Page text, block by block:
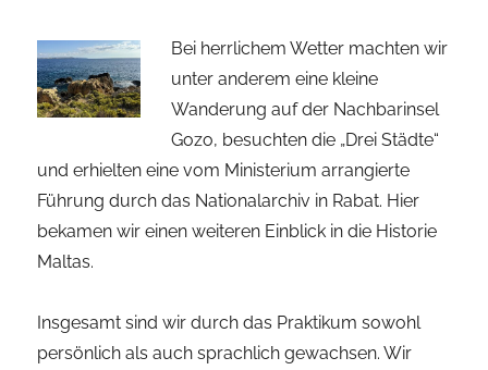
Bei herrlichem Wetter machten wir
unter anderem eine kleine
Wanderung auf der Nachbarinsel
Gozo, besuchten die „Drei Städte“
und erhielten eine vom Ministerium arrangierte
Führung durch das Nationalarchiv in Rabat. Hier
bekamen wir einen weiteren Einblick in die Historie
Maltas.
Insgesamt sind wir durch das Praktikum sowohl
persönlich als auch sprachlich gewachsen. Wir